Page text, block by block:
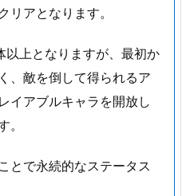
リアとなります。
上となりますが、最初か
、敵を倒して得られるア
イアブルキャラを開放し
。
とで永続的なステータス